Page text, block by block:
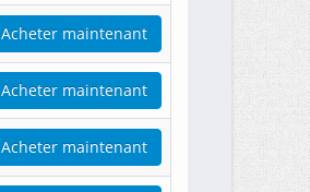
Acheter maintenant
Acheter maintenant
Acheter maintenant